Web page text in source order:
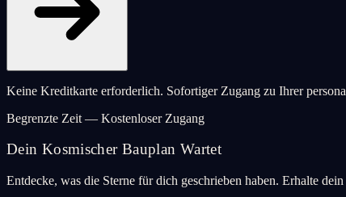
Keine Kreditkarte erforderlich. Sofortiger Zugang zu Ihrer
Begrenzte Zeit — Kostenloser Zugang
Dein Kosmischer Bauplan Wartet
Entdecke, was die Sterne für dich geschrieben haben. Erhalte